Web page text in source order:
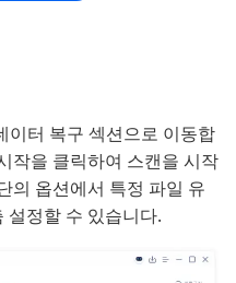
이터 복구 섹션으로 이동합
작을 클릭하여 스캔을 시작
의 옵션에서 특정 파일 유
설정할 수 있습니다.